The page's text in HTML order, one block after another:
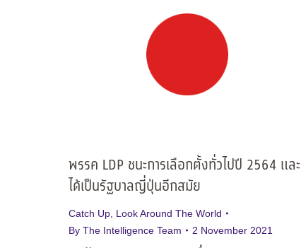
พรรค LDP ชนะการเลือกตั้งทั่วไปปี 2564 และ
ได้เป็นรัฐบาลญี่ปุ่นอีกสมัย
Catch Up Look Around The World
By The Intelligence Team 2 November 2021